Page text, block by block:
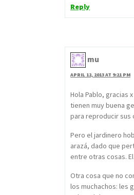
Reply
mu
APRIL 12, 2013 AT 9:21 PM
Hola Pablo, gracias
tienen muy buena
para reproducir sus
Pero el jardinero
arazá, dado que
entre otras cosas.
Otra cosa que no
los muchachos: les